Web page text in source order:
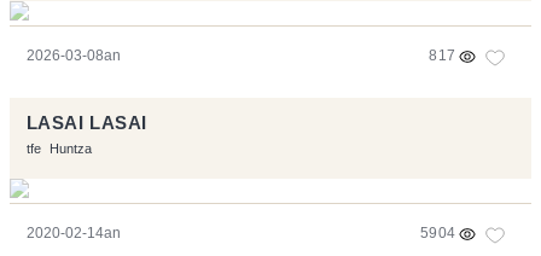
2026-03-08an 817
LASAI LASAI
tfe Huntza
2020-02-14an 5904